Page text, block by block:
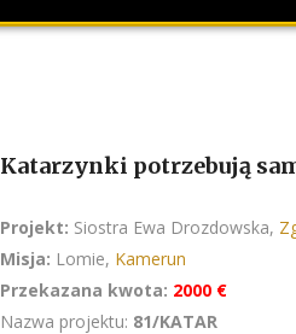
Katarzynki potrzebują
Projekt: Siostra Ewa Drozdowska,
Misja: Lomie, Kamerun
Przekazana kwota: 2000 €
Nazwa projektu: 81/KATAR